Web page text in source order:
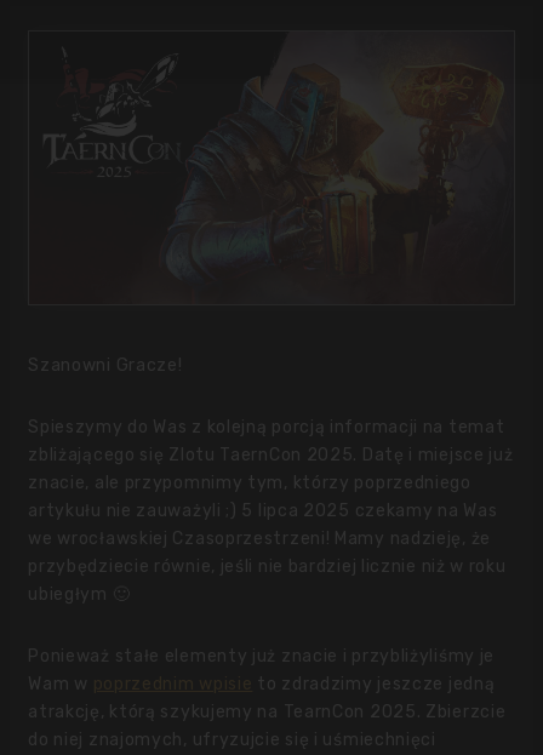
Szanowni Gracze!
Spieszymy do Was z kolejną porcją informacji na temat
zbliżającego się Zlotu TaernCon 2025. Datę i miejsce już
znacie, ale przypomnimy tym, którzy poprzedniego
artykułu nie zauważyli ;) 5 lipca 2025 czekamy na Was
we wrocławskiej Czasoprzestrzeni! Mamy nadzieję, że
przybędziecie równie, jeśli nie bardziej licznie niż w roku
ubiegłym 🙂
Ponieważ stałe elementy już znacie i przybliżyliśmy je
Wam w
to zdradzimy jeszcze jedną
atrakcję, którą szykujemy na TearnCon 2025. Zbierzcie
do niej znajomych, ufryzujcie się i uśmiechnięci